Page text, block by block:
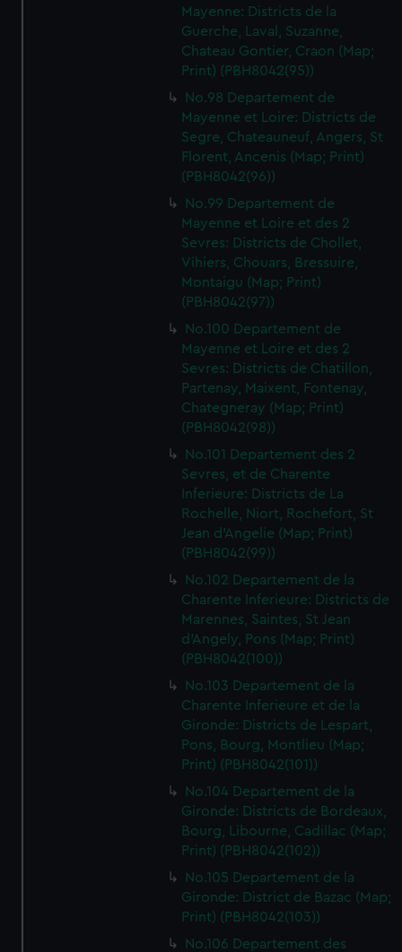
Mayenne: Districts de la
Guerche, Laval, Suzanne,
Chateau Gontier, Craon (Map;
Print) (PBH8042(95))
No.98 Departement de
Mayenne et Loire: Districts de
Segre, Chateauneuf, Angers, St
Florent, Ancenis (Map; Print)
(PBH8042(96))
No.99 Departement de
Mayenne et Loire et des 2
Sevres: Districts de Chollet,
Vihiers, Chouars, Bressuire,
Montaigu (Map; Print)
(PBH8042(97))
No.100 Departement de
Mayenne et Loire et des 2
Sevres: Districts de Chatillon,
Partenay, Maixent, Fontenay,
Chategneray (Map; Print)
(PBH8042(98))
No.101 Departement des 2
Sevres, et de Charente
Inferieure: Districts de La
Rochelle, Niort, Rochefort, St
Jean d'Angelie (Map; Print)
(PBH8042(99))
No.102 Departement de la
Charente Inferieure: Districts de
Marennes, Saintes, St Jean
d'Angely, Pons (Map; Print)
(PBH8042(100))
No.103 Departement de la
Charente Inferieure et de la
Gironde: Districts de Lespart,
Pons, Bourg, Montlieu (Map;
Print) (PBH8042(101))
No.104 Departement de la
Gironde: Districts de Bordeaux,
Bourg, Libourne, Cadillac (Map;
Print) (PBH8042(102))
No.105 Departement de la
Gironde: District de Bazac (Map;
Print) (PBH8042(103))
No.106 Departement des